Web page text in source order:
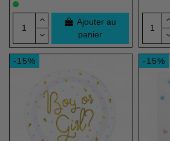
Ajouter au
panier
-15% -15%